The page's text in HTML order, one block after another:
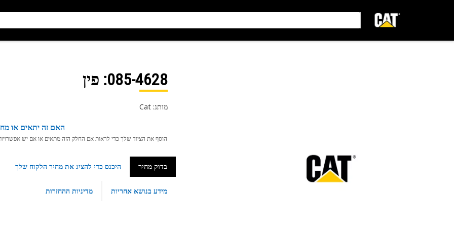
085-4628: פין
מותג: Cat
האם זה יתאים או
הוסף את הציוד שלך כדי לראות אם החלק הזה מתאים או אם יש אפשרויות
בדוק מחיר היכנס כדי להציג את מחיר הלקוח שלך
מידע בנושא אחריות מדיניות ההחזרות